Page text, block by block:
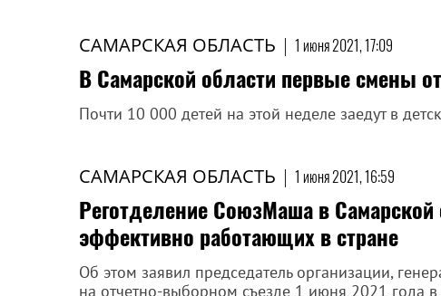
САМАРСКАЯ ОБЛАСТЬ | 1 июня 2021, 17:09
В Самарской области первые смены
Почти 10 000 детей на этой неделе заедут в
САМАРСКАЯ ОБЛАСТЬ | 1 июня 2021, 16:59
Реготделение СоюзМаша в
эффективно работающих в стране
Об этом заявил председатель организации,
на отчетно-выборном съезде 1 июня 2021 года